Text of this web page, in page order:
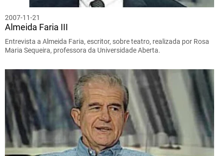
2007-11-21
Almeida Faria III
Entrevista a Almeida Faria, escritor, sobre teatro, realizada por Rosa
Maria Sequeira, professora da Universidade Aberta.